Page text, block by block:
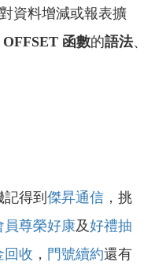
資料增減或報表擴
OFFSET 函數的語法、
得到 傑昇通信 ，挑
員尊榮好康及好禮抽
回收 ， 門號續約還有